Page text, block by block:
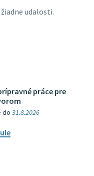
udalosti.
práce pre
do31.8.2026